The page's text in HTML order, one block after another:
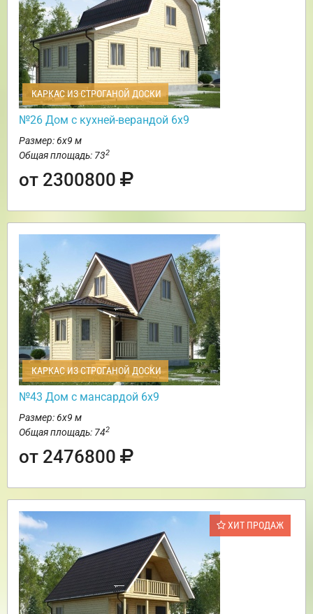
КАРКАС ИЗ СТРОГАНОЙ ДОСКИ
№26 Дом с кухней-верандой 6х9
Размер: 6х9 м
Общая площадь: 732
от 2300800
КАРКАС ИЗ СТРОГАНОЙ ДОСКИ
№43 Дом с мансардой 6х9
Размер: 6х9 м
Общая площадь: 742
от 2476800
ХИТ ПРОДАЖ